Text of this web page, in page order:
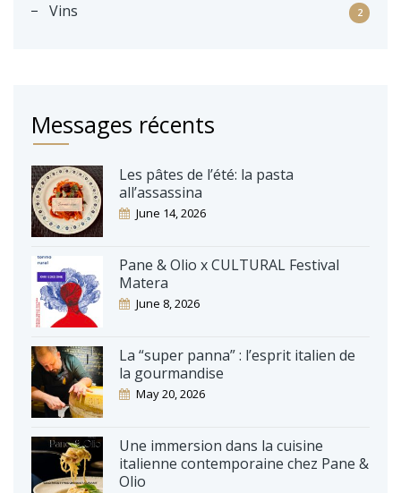
Vins 2
Messages récents
Les pâtes de l’été: la pasta
all’assassina
June 14, 2026
Pane & Olio x CULTURAL Festival
Matera
June 8, 2026
La “super panna” : l’esprit italien de
la gourmandise
May 20, 2026
Une immersion dans la cuisine
italienne contemporaine chez Pane &
Olio